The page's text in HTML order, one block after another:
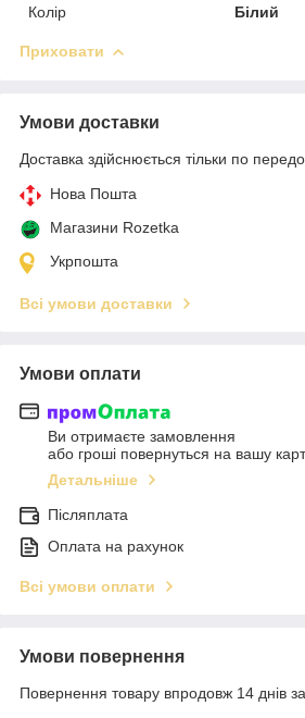
Колір
Білий
Приховати
Умови доставки
Доставка здійснюється тільки по
Нова Пошта
Магазини Rozetka
Укрпошта
Всі умови доставки
Умови оплати
Ви отримаєте замовлення
або гроші повернуться на вашу
Детальніше
Післяплата
Оплата на рахунок
Всі умови оплати
Умови повернення
Повернення товару впродовж 14 днів